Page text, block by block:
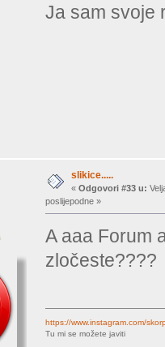
Ja sam svoje
slikice.....
« Odgovori #33 u:
poslijepodne »
A aaa Forum
zločeste????
https://www.instagram.com/
Tu mi se možete javiti